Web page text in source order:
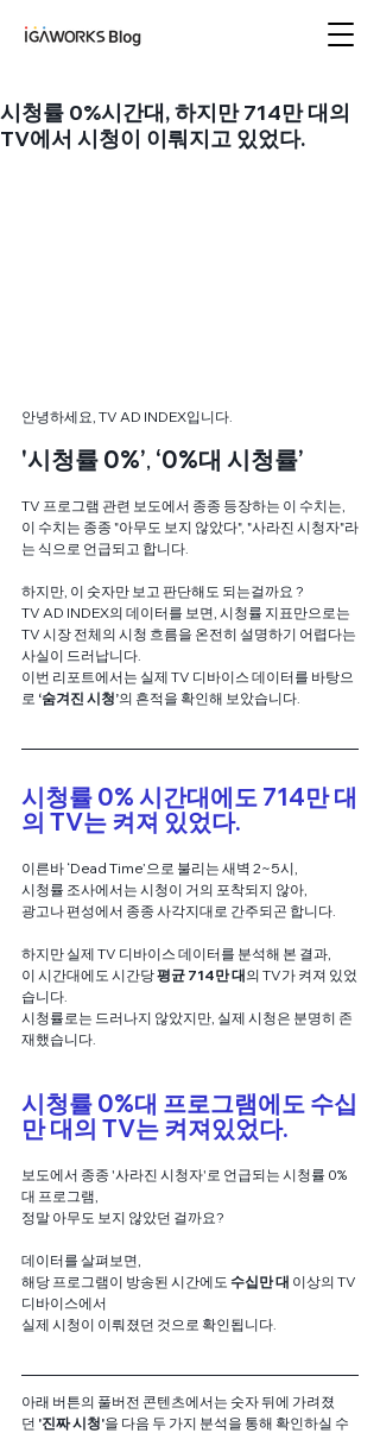
시청률 0%시간대, 하지만 714만 대의
TV에서 시청이 이뤄지고 있었다.
안녕하세요, TV AD INDEX입니다.
'시청률 0%’, ‘0%대 시청률’
TV 프로그램 관련 보도에서 종종 등장하는 이 수치는,
이 수치는 종종 "아무도 보지 않았다", "사라진 시청자"라
는 식으로 언급되고 합니다.
하지만, 이 숫자만 보고 판단해도 되는걸까요 ?
TV AD INDEX의 데이터를 보면, 시청률 지표만으로는
TV 시장 전체의 시청 흐름을 온전히 설명하기 어렵다는
사실이 드러납니다.
이번 리포트에서는 실제 TV 디바이스 데이터를 바탕으
로 ‘숨겨진 시청’의 흔적을 확인해 보았습니다.
시청률 0% 시간대에도 714만 대
의 TV는 켜져 있었다.
이른바 ‘Dead Time’으로 불리는 새벽 2~5시,
시청률 조사에서는 시청이 거의 포착되지 않아,
광고나 편성에서 종종 사각지대로 간주되곤 합니다.
하지만 실제 TV 디바이스 데이터를 분석해 본 결과,
이 시간대에도 시간당 평균 714만 대의 TV가 켜져 있었
습니다.
시청률로는 드러나지 않았지만, 실제 시청은 분명히 존
재했습니다.
시청률 0%대 프로그램에도 수십
만 대의 TV는 켜져있었다.
보도에서 종종 '사라진 시청자'로 언급되는 시청률 0%
대 프로그램,
정말 아무도 보지 않았던 걸까요?
데이터를 살펴보면,
해당 프로그램이 방송된 시간에도 수십만 대 이상의 TV
디바이스에서
실제 시청이 이뤄졌던 것으로 확인됩니다.
아래 버튼의 풀버전 콘텐츠에서는 숫자 뒤에 가려졌
던 '진짜 시청'을 다음 두 가지 분석을 통해 확인하실 수